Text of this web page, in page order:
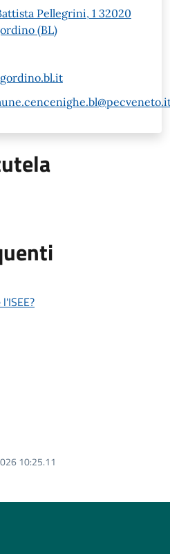
Pellegrini, 1 32020
(BL)
10:25.11